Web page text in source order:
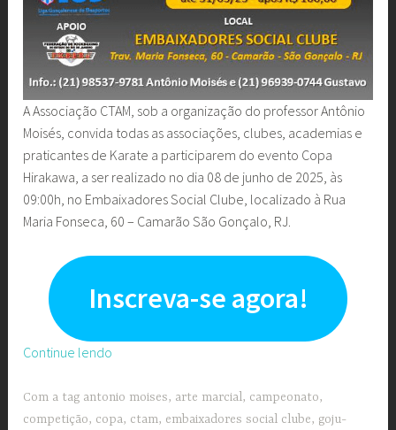
A Associação CTAM, sob a organização do professor Antônio
Moisés, convida todas as associações, clubes, academias e
praticantes de Karate a participarem do evento Copa
Hirakawa, a ser realizado no dia 08 de junho de 2025, às
09:00h, no Embaixadores Social Clube, localizado à Rua
Maria Fonseca, 60 – Camarão São Gonçalo, RJ.
Inscreva-se agora!
Continue lendo
Com a tag antonio moises, arte marcial, campeonato,
competição, copa, ctam, embaixadores social clube, goju-